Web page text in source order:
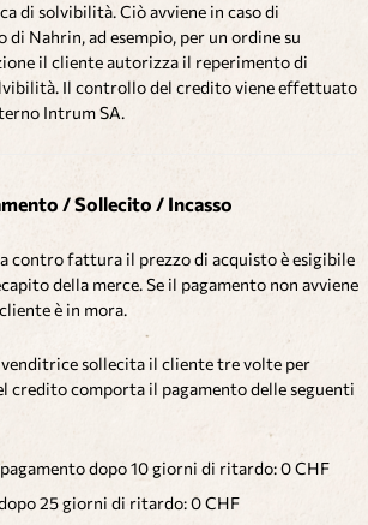
di solvibilità. Ciò avviene in caso di
Nahrin, ad esempio, per un ordine su
il cliente autorizza il reperimento di
Il controllo del credito viene effettuato
Intrum SA.
/ Sollecito / Incasso
contro fattura il prezzo di acquisto è esigibile
della merce. Se il pagamento non avviene
è in mora.
venditrice sollecita il cliente tre volte per
credito comporta il pagamento delle seguenti
dopo 10 giorni di ritardo: 0 CHF
25 giorni di ritardo: 0 CHF